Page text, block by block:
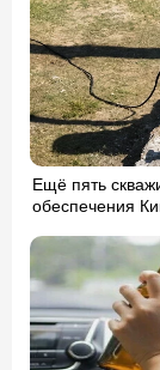
Ещё пять
обеспечения